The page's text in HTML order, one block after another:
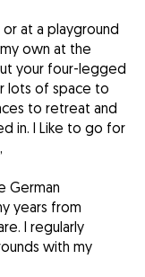
at a playground
own at the
your four-legged
lots of space to
to retreat and
in. I Like to go for
German
years from
I regularly
with my